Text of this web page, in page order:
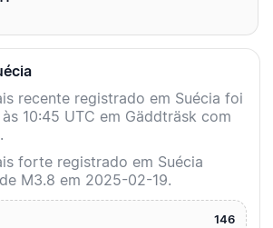
recente registrado em Suécia foi
10:45 UTC em Gäddträsk com
forte registrado em Suécia
M3.8 em 2025-02-19.
146